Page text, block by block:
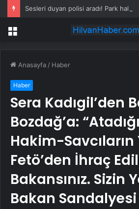
Menü
Anasayfa / Haber
Haber
Sera Kadıgil’den
Bozdağ’a:
Hakim-Savcıların
Fetö’den İhraç
Bakansınız. Sizin
Bakan